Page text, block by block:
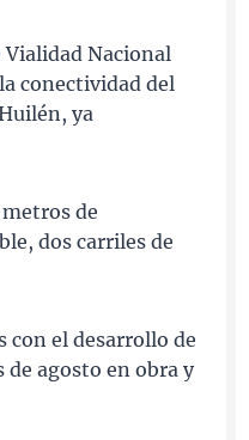
Nacional
conectividad del
ya
de
dos carriles de
con el desarrollo de
de agosto en obra y